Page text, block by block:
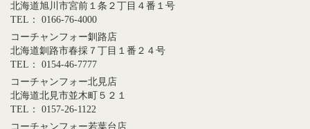
北海道旭川市宮前１条２丁目４番１号
TEL： 0166-76-4000
コーチャンフォー釧路店
北海道釧路市春採７丁目１番２４号
TEL： 0154-46-7777
コーチャンフォー北見店
北海道北見市並木町５２１
TEL： 0157-26-1122
コーチャンフォー若葉台店